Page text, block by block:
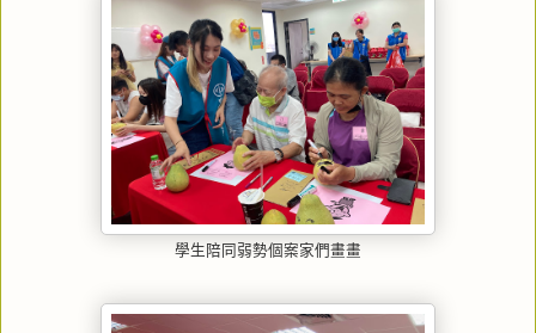
學生陪同弱勢個案家們畫畫